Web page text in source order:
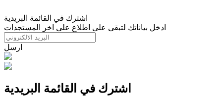
اشترك في القائمة البريدية
ادخل بياناتك لتبقى على اطلاع على اخر المستجدات
ارسل
اشترك في القائمة البريدية